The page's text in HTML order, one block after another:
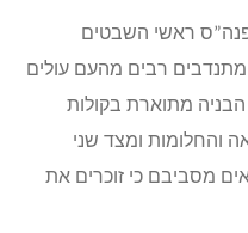
הצהרת כורש בשנת 538 לפנה”ס ראשי השבטים
מתנדבים רבים מהעם עולים
מתוארת בקולות
והחלומות ומצד שני
מסביבם כי זוכרים את